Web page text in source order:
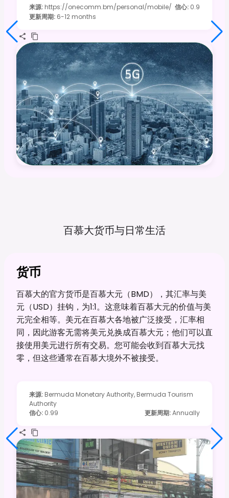
来源: https://onecomm.bm/personal/mobile/ 信心: 0.9
更新周期: 6-12 months
百慕大货币与日常生活
货币
百慕大的官方货币是百慕大元（BMD），其汇率与美
元（USD）挂钩，为1:1。这意味着百慕大元的价值与美
元完全相等。美元在百慕大各地被广泛接受，汇率相
同，因此游客无需将美元兑换成百慕大元；他们可以直
接使用美元进行所有交易。您可能会收到百慕大元找
零，但这些通常在百慕大境外不被接受。
来源: Bermuda Monetary Authority, Bermuda Tourism
Authority
信心: 0.99 更新周期:Annually